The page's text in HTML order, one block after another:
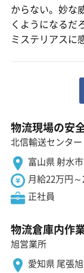
からない。妙な
くようになるだ
ミステリアスに
物流現場の安
北信輸送センター
富山県 射水市
月給22万円
正社員
物流倉庫内作
旭営業所
愛知県 尾張